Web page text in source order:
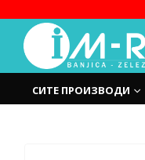
СИТЕ ПРОИЗВОДИ